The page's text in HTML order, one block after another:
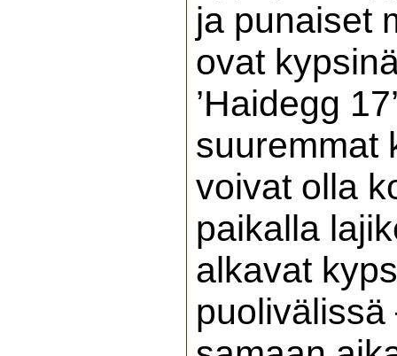
ja punaiset
ovat
’Haidegg
suuremmat
voivat olla
paikalla
alkavat